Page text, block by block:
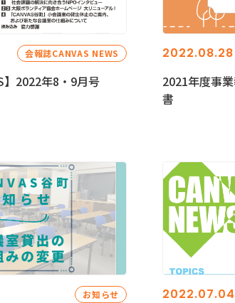
会報誌CANVAS NEWS
】2022年8・9月号
2022.08.28
2021年度事
書
お知らせ 2022.07.04